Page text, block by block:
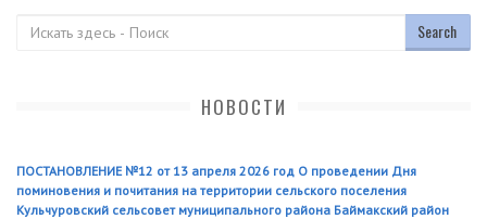
НОВОСТИ
ПОСТАНОВЛЕНИЕ №12 от 13 апреля 2026 год О проведении Дня
поминовения и почитания на территории сельского поселения
Кульчуровский сельсовет муниципального района Баймакский район